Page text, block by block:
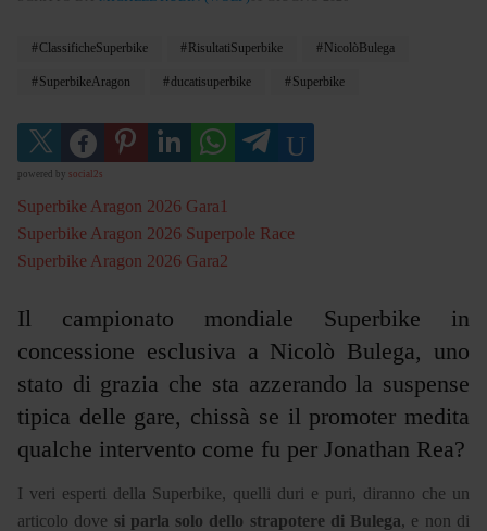
ClassificheSuperbike RisultatiSuperbike NicolòBulega
SuperbikeAragon ducatisuperbike Superbike
powered by social2s
Superbike Aragon 2026 Gara1
Superbike Aragon 2026 Superpole Race
Superbike Aragon 2026 Gara2
Il campionato mondiale Superbike in
concessione esclusiva a Nicolò Bulega, uno
stato di grazia che sta azzerando la suspense
tipica delle gare, chissà se il promoter medita
qualche intervento come fu per Jonathan Rea?
I veri esperti della Superbike, quelli duri e puri, diranno che un
articolo dove si parla solo dello strapotere di Bulega, e non di